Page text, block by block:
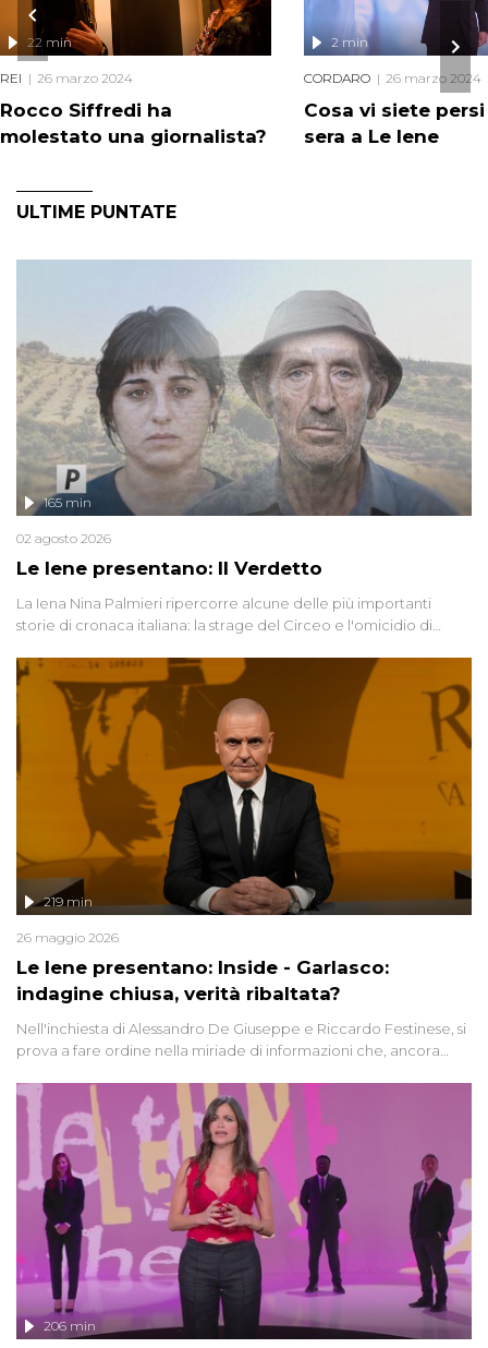
Rocco Siffredi ha
molestato una giornalista?
22 min
REI 26 marzo 2024
Cosa vi siete
sera a Le Iene
2 min
CORDARO 26 marzo 2024
ULTIME PUNTATE
Le Iene presentano: Il Verdetto
165 min
02 agosto 2026
La Iena Nina Palmieri ripercorre alcune delle più importanti
storie di cronaca italiana: la strage del Circeo e l'omicidio di
Le Iene presentano: Inside - Garlasco:
indagine chiusa, verità ribaltata?
219 min
26 maggio 2026
Nell'inchiesta di Alessandro De Giuseppe e Riccardo Festinese, si
prova a fare ordine nella miriade di informazioni che, ancora
giudiziarie più discusse degli ultimi anni. Lo speciale ricostruisce la
vicenda mettendo in fila testimonianze, errori, dettagli
controversi e i protagonisti di un'indagine che sembra non avere
fine.
206 min